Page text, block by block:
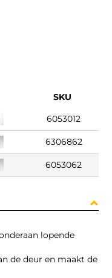
SKU
6053012
6306862
6053062
lopende
de deur en maakt de